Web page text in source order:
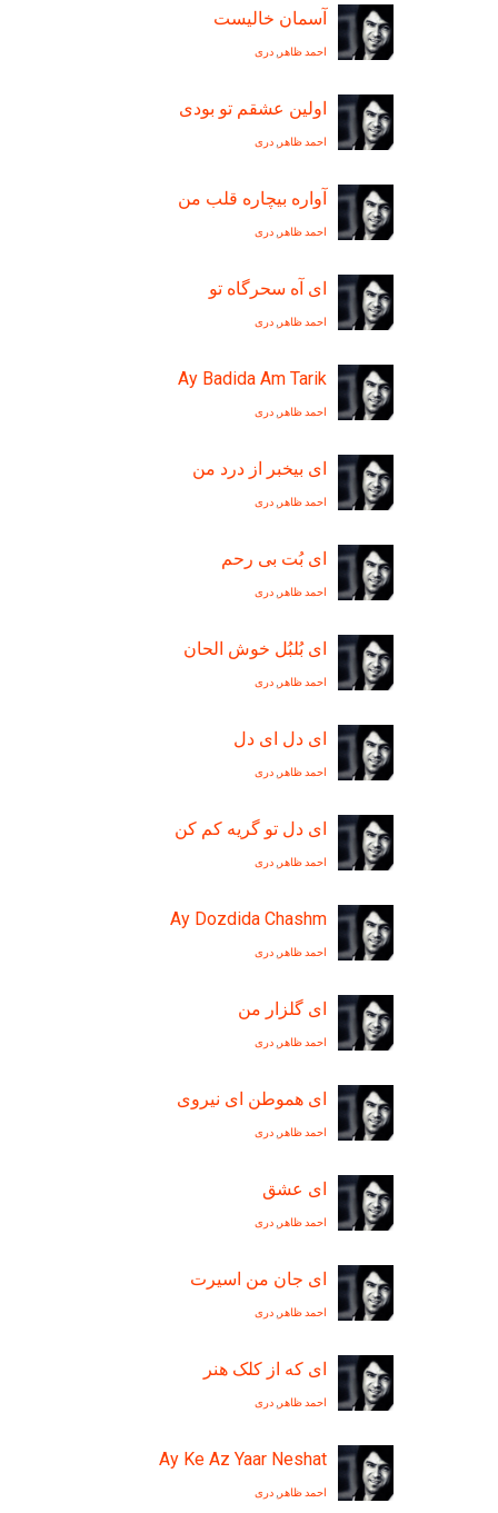
آسمان خاليست
احمد ظاهر دری
اولين عشقم تو بودی
احمد ظاهر دری
آواره بیچاره قلب من
احمد ظاهر دری
ای آه سحرگاه تو
احمد ظاهر دری
Ay Badida Am Tarik
احمد ظاهر دری
ای بيخبر از درد من
احمد ظاهر دری
ای بُت بی رحم
احمد ظاهر دری
ای بُلبُل خوش الحان
احمد ظاهر دری
ای دل ای دل
احمد ظاهر دری
ای دل تو گريه کم کن
احمد ظاهر دری
Ay Dozdida Chashm
احمد ظاهر دری
ای گلزار من
احمد ظاهر دری
ای هموطن ای نيروی
احمد ظاهر دری
ای عشق
احمد ظاهر دری
ای جان من اسيرت
احمد ظاهر دری
ای که از کلک هنر
احمد ظاهر دری
Ay Ke Az Yaar Neshat
احمد ظاهر دری